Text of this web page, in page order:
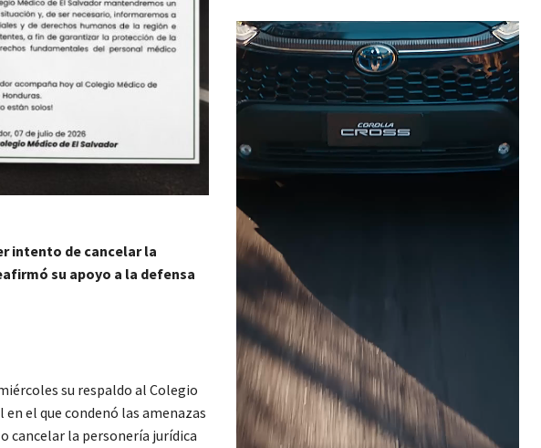
intento de cancelar la
su apoyo a la defensa
su respaldo al Colegio
el que condenó las amenazas
cancelar la personería jurídica